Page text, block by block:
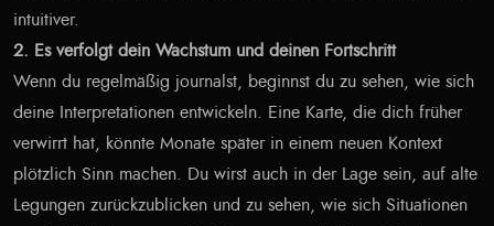
intuitiver.
2. Es verfolgt dein Wachstum und deinen Fortschritt
Wenn du regelmäßig journalst, beginnst du zu sehen, wie sich
deine Interpretationen entwickeln. Eine Karte, die dich früher
verwirrt hat, könnte Monate später in einem neuen Kontext
plötzlich Sinn machen. Du wirst auch in der Lage sein, auf alte
Legungen zurückzublicken und zu sehen, wie sich Situationen